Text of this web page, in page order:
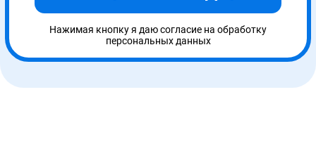
Доставка